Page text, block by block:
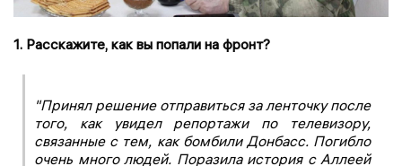
1. Расскажите, как вы попали на фронт?
"Принял решение отправиться за ленточку после
того, как увидел репортажи по телевизору,
связанные с тем, как бомбили Донбасс. Погибло
очень много людей. Поразила история с Аллеей